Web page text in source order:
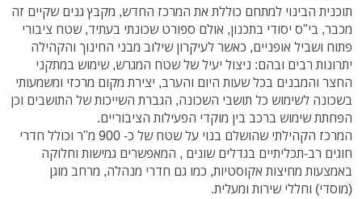
תוכנית הבינוי למתחם כוללת את המרכז החדש, מקבץ גנים שקיים זה
מכבר, בי"ס יסודי בתכנון, אולם ספורט שכונתי בעתיד, שטח ציבורי
פתוח ושביל אופניים, כאשר לעיקרון שילוב מבני החינוך והקהילה
יתרונות רבים ובהם: ניצול יעיל של שטח המגרש, שימוש במתקני
החצר והמבנים בכל שעות היום והערב, יצירת מקום מרכזי ומשמעותי
בשכונה לשימוש כל תושבי השכונה, הגברת השייכות של התושבים וכן
הפחתת שימוש ברכב בין מוקדי הפעילות הציבוריים.
המרכז הקהילתי שהושלם בנוי על שטח של כ- 900 מ"ר וכולל חדרי
חוגים רב-תכליתיים בגדלים שונים , המאפשרים גמישות וחלוקה
באמצעות מחיצות אקוסטיות, כמו גם חדרי מנהלה, מרחב מוגן
(מוסדי) וחללי שירות ומעלית.